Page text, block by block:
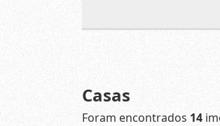
Casas
Foram encontrados 14